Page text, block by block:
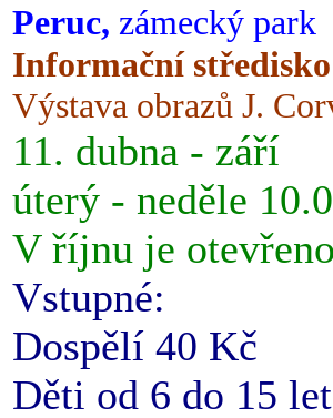
Peruc, zámecký park
Informační středisko
Výstava obrazů J.
11. dubna - září
úterý - neděle
V říjnu je
Vstupné:
Dospělí 40 Kč
Děti od 6 do 15